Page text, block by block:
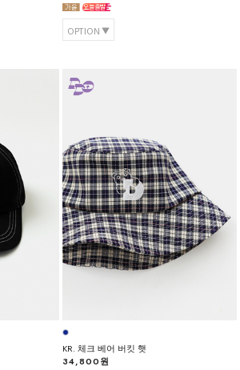
OPTION
KR. 체크 베어 버킷 햇
34,800원